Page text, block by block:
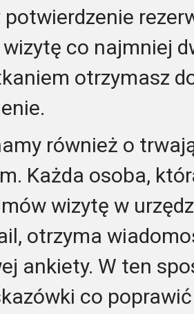
co najmniej
otrzymasz
również o
Każda osoba,
wizytę w
otrzyma
ankiety. W ten
co